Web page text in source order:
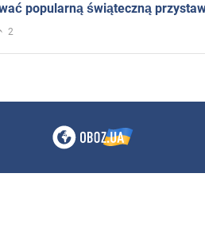
popularną świąteczną
2